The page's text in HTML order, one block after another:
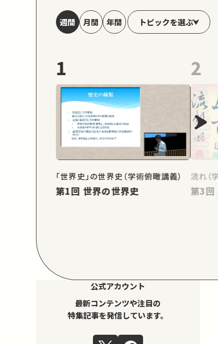
週間 月間 年間 トピックを選ぶ
1
「世界史」の世界史（学術俯瞰講義）
第1回 世界の世界史
2
流れ（
公式アカウント
最新コンテンツや注目の
特集記事を発信しています。